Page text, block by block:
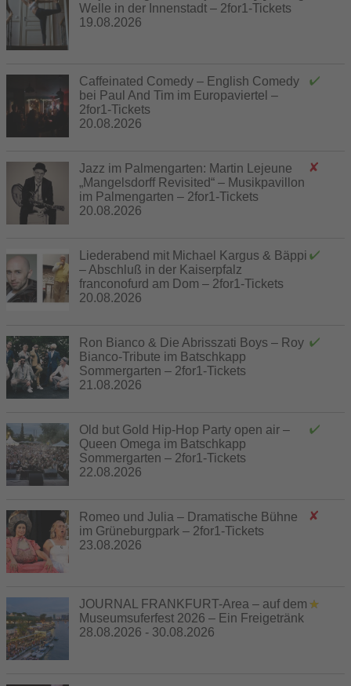
Welle in der Innenstadt – 2for1-Tickets
19.08.2026
Caffeinated Comedy – English Comedy
bei Paul And Tim im Europaviertel –
2for1-Tickets
20.08.2026
Jazz im Palmengarten: Martin Lejeune
„Mangelsdorff Revisited“ – Musikpavillon
im Palmengarten – 2for1-Tickets
20.08.2026
Liederabend mit Michael Kargus & Bäppi
– Abschluß in der Kaiserpfalz
franconofurd am Dom – 2for1-Tickets
20.08.2026
Ron Bianco & Die Abrisszati Boys – Roy
Bianco-Tribute im Batschkapp
Sommergarten – 2for1-Tickets
21.08.2026
Old but Gold Hip-Hop Party open air –
Queen Omega im Batschkapp
Sommergarten – 2for1-Tickets
22.08.2026
Romeo und Julia – Dramatische Bühne
im Grüneburgpark – 2for1-Tickets
23.08.2026
JOURNAL FRANKFURT-Area – auf dem
Museumsuferfest 2026 – Ein Freigetränk
28.08.2026 - 30.08.2026